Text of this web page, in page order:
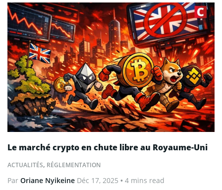
ACTUALITÉS, RÉGLEMENTATION
Le marché crypto en chute libre au Royaume-Uni
Par Oriane Nyikeine Déc 17, 2025 • 4 mins read